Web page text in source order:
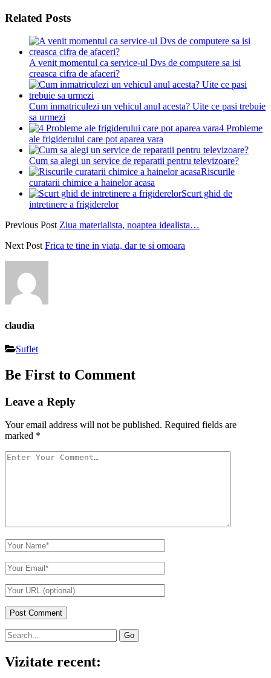
Related Posts
A venit momentul ca service-ul Dvs de computere sa isi
creasca cifra de afaceri?
Cum inmatriculezi un vehicul anul acesta? Uite ce pasi trebuie
sa urmezi
4 Probleme
ale frigiderului care pot aparea vara
Cum sa alegi un service de reparatii pentru televizoare?
Riscurile
curatarii chimice a hainelor acasa
Scurt ghid de
intretinere a frigiderelor
Previous Post Ziua materialista, noaptea idealista…
Next Post Frica te tine in viata, dar te si omoara
claudia
Suflet
Be First to Comment
Leave a Reply
Your email address will not be published. Required fields are
marked *
Your
Your
Name
Your
Email
Your
Website
URL
Primary
Sidebar
Search
for:
Vizitate recent: